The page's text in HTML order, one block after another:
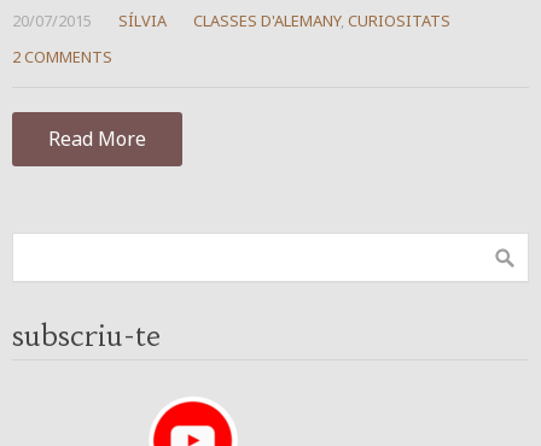
20/07/2015 SÍLVIA CLASSES D'ALEMANY, CURIOSITATS
2 COMMENTS
Read More
subscriu-te